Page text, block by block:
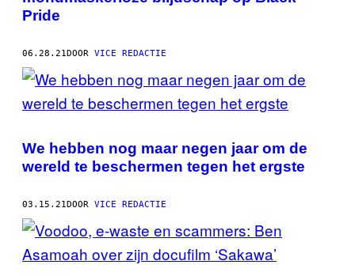
Pride
06.28.21DOOR VICE REDACTIE
We hebben nog maar negen jaar om de
wereld te beschermen tegen het ergste
03.15.21DOOR VICE REDACTIE